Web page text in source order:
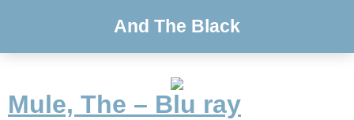
And The Black
Mule, The – Blu ray